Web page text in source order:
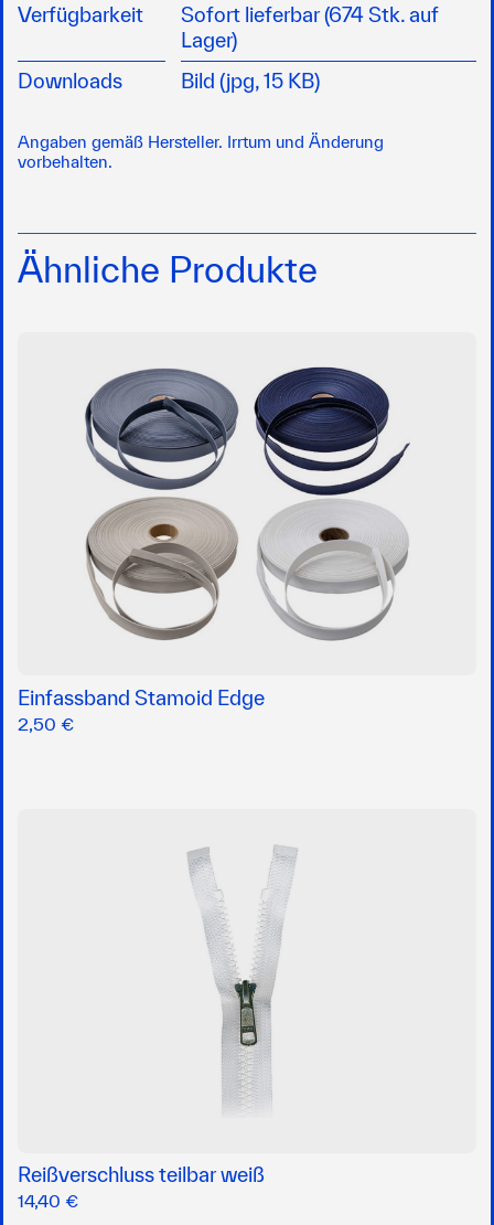
Verfügbarkeit
Sofort lieferbar (674 Stk. auf
Lager)
Downloads
Bild (jpg, 15 KB)
Angaben gemäß Hersteller. Irrtum und Änderung
vorbehalten.
Ähnliche Produkte
Einfassband Stamoid Edge
2,50 €
Reißverschluss teilbar weiß
14,40 €